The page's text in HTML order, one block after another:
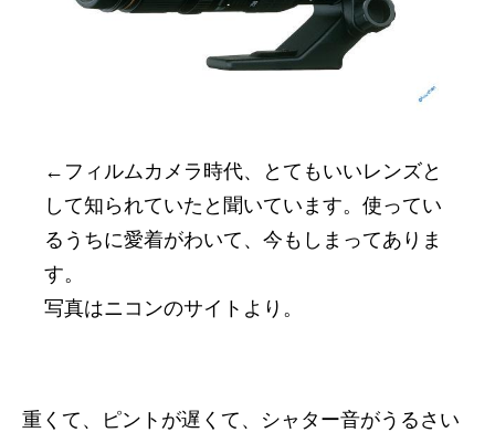
←フィルムカメラ時代、とてもいいレンズと
して知られていたと聞いています。使ってい
るうちに愛着がわいて、今もしまってありま
す。
写真はニコンのサイトより。
重くて、ピントが遅くて、シャター音がうるさい